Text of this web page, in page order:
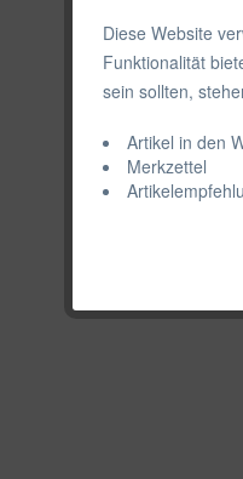
Diese Website
Funktionalität
sein sollten,
Artikel in den
Merkzettel